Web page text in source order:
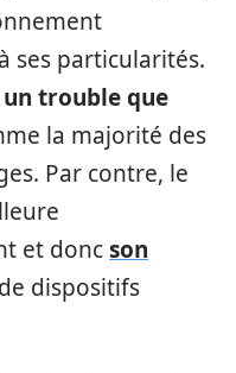
ses particularités.
trouble que
la majorité des
Par contre, le
et doncson
dispositifs